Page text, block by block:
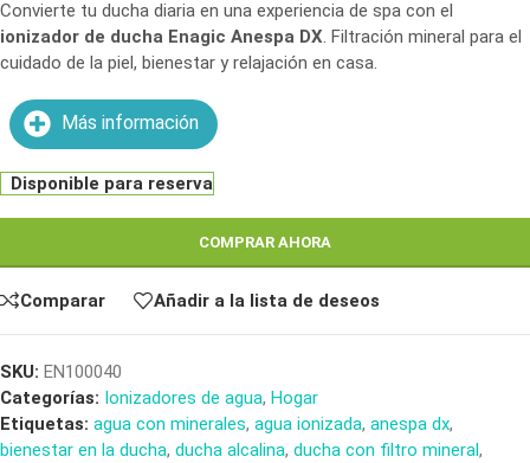
Convierte tu ducha diaria en una experiencia de spa con el
ionizador de ducha Enagic Anespa DX. Filtración mineral para el
cuidado de la piel, bienestar y relajación en casa.
Más información
Disponible para reserva
COMPRAR AHORA
Comparar Añadir a la lista de deseos
SKU: EN100040
Categorías: Ionizadores de agua, Hogar
Etiquetas: agua con minerales, agua ionizada, anespa dx,
bienestar en la ducha, ducha alcalina, ducha con filtro mineral,